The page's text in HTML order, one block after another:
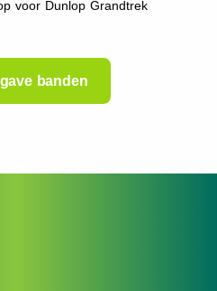
voor Dunlop Grandtrek
banden